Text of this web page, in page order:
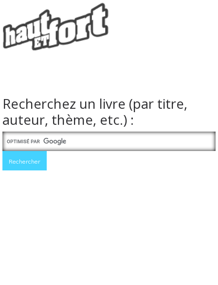
Recherchez un livre (par titre,
auteur, thème, etc.) :